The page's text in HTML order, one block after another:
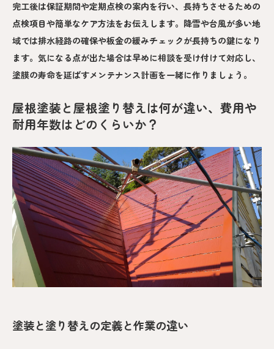
完工後は保証期間や定期点検の案内を行い、長持ちさせるための
点検項目や簡単なケア方法をお伝えします。降雪や台風が多い地
域では排水経路の確保や板金の緩みチェックが長持ちの鍵になり
ます。気になる点が出た場合は早めに相談を受け付けて対応し、
塗膜の寿命を延ばすメンテナンス計画を一緒に作りましょう。
屋根塗装と屋根塗り替えは何が違い、費用や
耐用年数はどのくらいか？
塗装と塗り替えの定義と作業の違い